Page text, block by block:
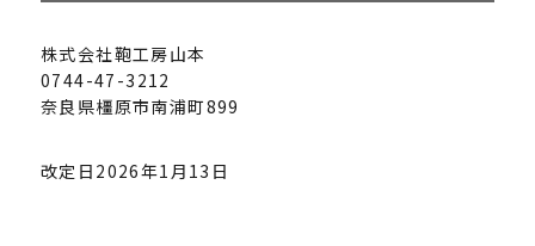
株式会社鞄工房山本
0744-47-3212
奈良県橿原市南浦町899
改定日2026年1月13日